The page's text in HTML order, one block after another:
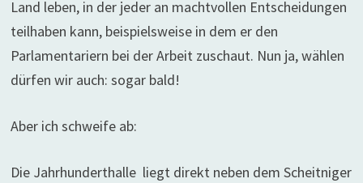
Land leben, in der jeder an machtvollen Entscheidungen
teilhaben kann, beispielsweise in dem er den
Parlamentariern bei der Arbeit zuschaut. Nun ja, wählen
dürfen wir auch: sogar bald!
Aber ich schweife ab:
Die Jahrhunderthalle liegt direkt neben dem Scheitniger